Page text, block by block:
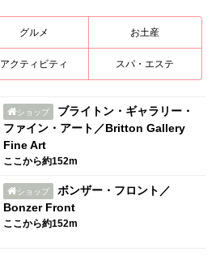
グルメ お土産
アクティビティ スパ・エステ
ショップ
ブライトン・ギャラリー・
ファイン・アート／Britton Gallery
Fine Art
ここから約152m
ショップ
ボンザー・フロント／
Bonzer Front
ここから約152m